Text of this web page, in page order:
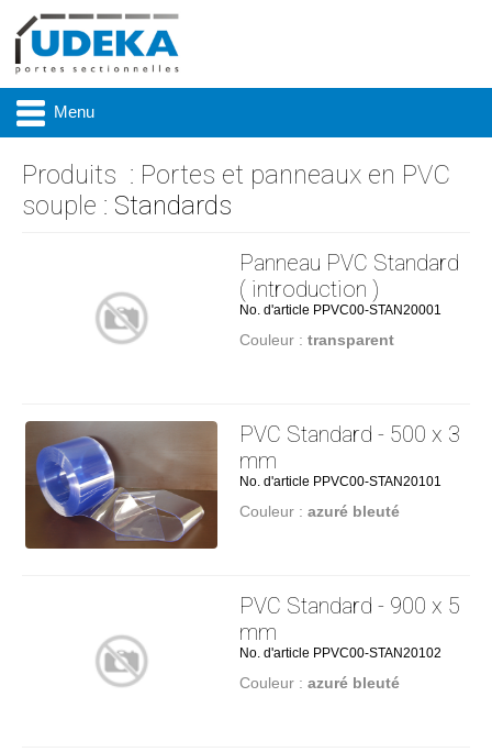
Menu
Actualité
Marques
Contact & accès
Produits : Portes et panneaux en PVC
souple : Standards
Panneau PVC Standard
( introduction )
No. d'article PPVC00-STAN20001
Couleur : transparent
PVC Standard - 500 x 3
mm
No. d'article PPVC00-STAN20101
Couleur : azuré bleuté
PVC Standard - 900 x 5
mm
No. d'article PPVC00-STAN20102
Couleur : azuré bleuté